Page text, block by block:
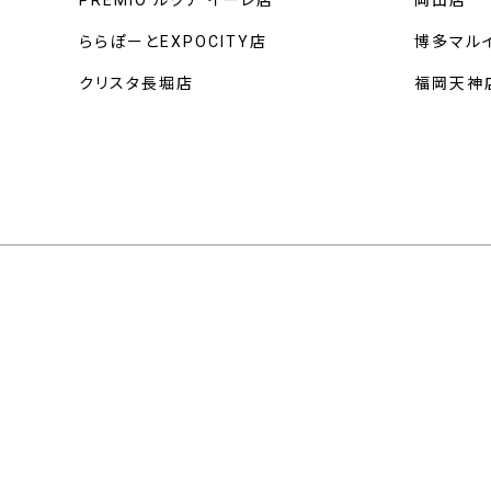
ららぽーとEXPOCITY店
クリスタ長堀店
博多マル
福岡天神